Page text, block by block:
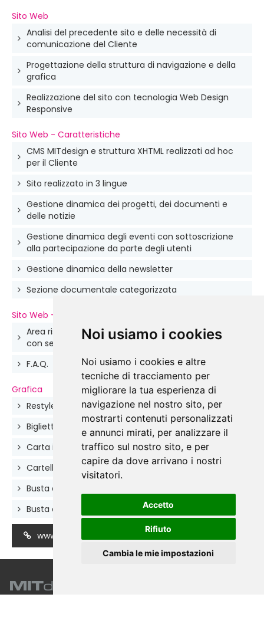
Noi usiamo i cookies
Noi usiamo i cookies e altre
tecniche di tracciamento per
migliorare la tua esperienza di
navigazione nel nostro sito, per
mostrarti contenuti personalizzati
e annunci mirati, per analizzare il
traffico sul nostro sito, e per
capire da dove arrivano i nostri
visitatori.
Accetto
Rifiuto
Cambia le mie impostazioni
Sito Web
Analisi del precedente sito e delle necessità di
comunicazione del Cliente
Progettazione della struttura di navigazione e della
grafica
Realizzazione del sito con tecnologia Web Design
Responsive
Sito Web - Caratteristiche
CMS MITdesign e struttura XHTML realizzati ad hoc
per il Cliente
Sito realizzato in 3 lingue
Gestione dinamica dei progetti, dei documenti e
delle notizie
Gestione dinamica degli eventi con sottoscrizione
alla partecipazione da parte degli utenti
Gestione dinamica della newsletter
Sezione documentale categorizzata
Sito Web - Extra
Area riservata agli Stati Membri dell'organizzazione
con sezione documentale categorizzata
F.A.Q.
Grafica
Restyle del Logo
Biglietti da visita 8,5x5,5 cm
Carta intestata
Cartellina portadocumenti 44x31 cm
Busta da lettera 23x11 cm
Busta a sacco per A4 22,9x32,4 cm
www.med-ac.eu